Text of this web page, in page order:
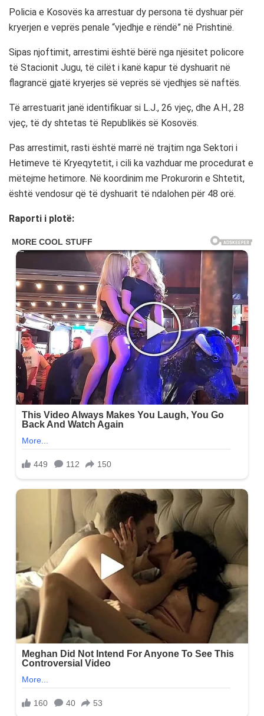
Policia e Kosovës ka arrestuar dy persona të dyshuar për
kryerjen e veprës penale “vjedhje e rëndë” në Prishtinë.
Sipas njoftimit, arrestimi është bërë nga njësitet policore
të Stacionit Jugu, të cilët i kanë kapur të dyshuarit në
flagrancë gjatë kryerjes së veprës së vjedhjes së naftës.
Të arrestuarit janë identifikuar si L.J., 26 vjeç, dhe A.H., 28
vjeç, të dy shtetas të Republikës së Kosovës.
Pas arrestimit, rasti është marrë në trajtim nga Sektori i
Hetimeve të Kryeqytetit, i cili ka vazhduar me procedurat e
mëtejme hetimore. Në koordinim me Prokurorin e Shtetit,
është vendosur që të dyshuarit të ndalohen për 48 orë.
Raporti i plotë: